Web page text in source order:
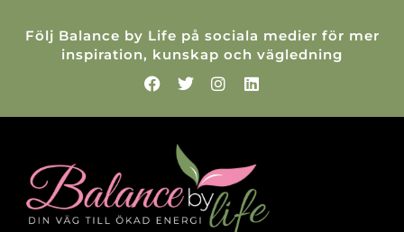
Följ Balance by Life på sociala medier för mer
inspiration, kunskap och vägledning